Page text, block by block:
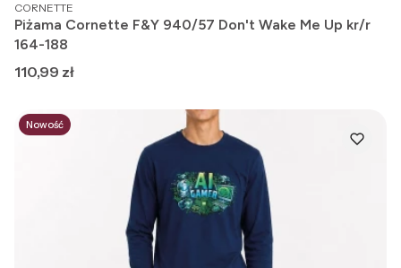
PRODUCENT
CORNETTE
Piżama Cornette F&Y 940/57 Don't Wake Me Up kr/r
164-188
Cena
110,99 zł
Nowość